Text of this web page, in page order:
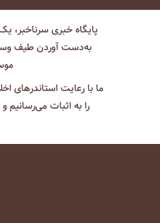
پایگاه خبری سرناخبر،
به‌دست آوردن طیف
ما با رعایت استاندرهای
را به اثبات می‌رسانیم